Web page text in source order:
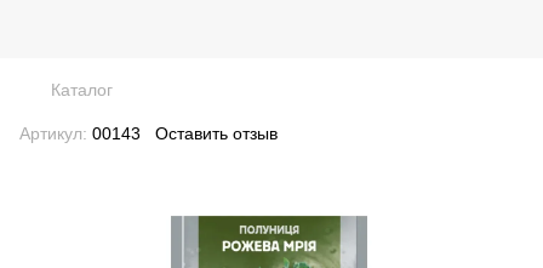
Каталог
Артикул: 00143 Оставить отзыв